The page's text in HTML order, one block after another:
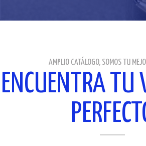
AMPLIO CATÁLOGO, SOMOS TU
ENCUENTRA TU